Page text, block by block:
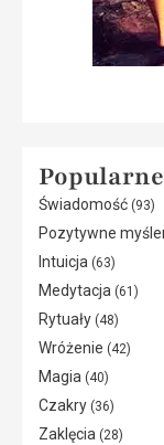
Świadomość (93)
Pozytywne
Intuicja (63)
Medytacja (61)
Rytuały (48)
Wróżenie (42)
Magia (40)
Czakry (36)
Zaklęcia (28)